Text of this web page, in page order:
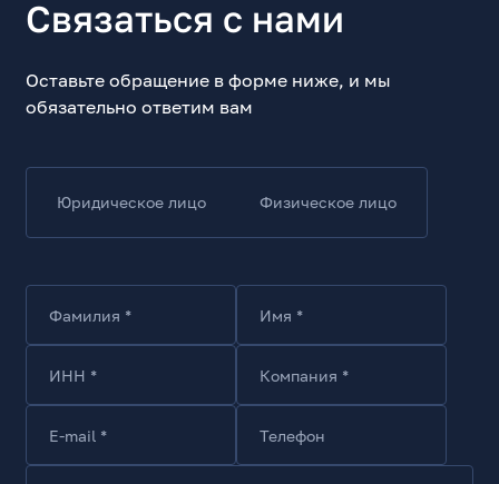
Модель вентилятора
Назначение
Для систем водяного охлаждения, Для корпуса
Толщина, мм
Максимальная скорость вращения, об/мин
Минимальная скорость вращения, об/мин
Связаться с нами
Оставьте обращение в форме ниже, и мы
обязательно ответим вам
Юридическое лицо Физическое лицо
Фамилия * Имя *
ИНН * Компания *
E-mail * Телефон